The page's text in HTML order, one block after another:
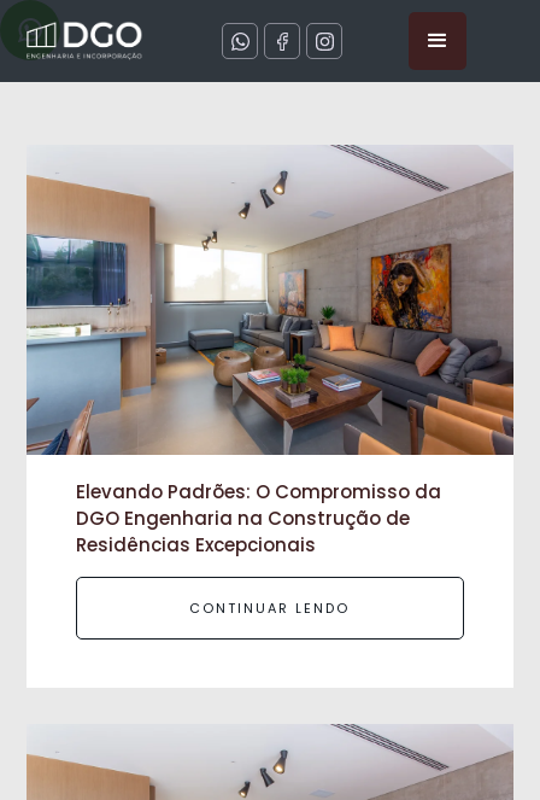
Elevando Padrões: O Compromisso da
DGO Engenharia na Construção de
Residências Excepcionais
CONTINUAR LENDO